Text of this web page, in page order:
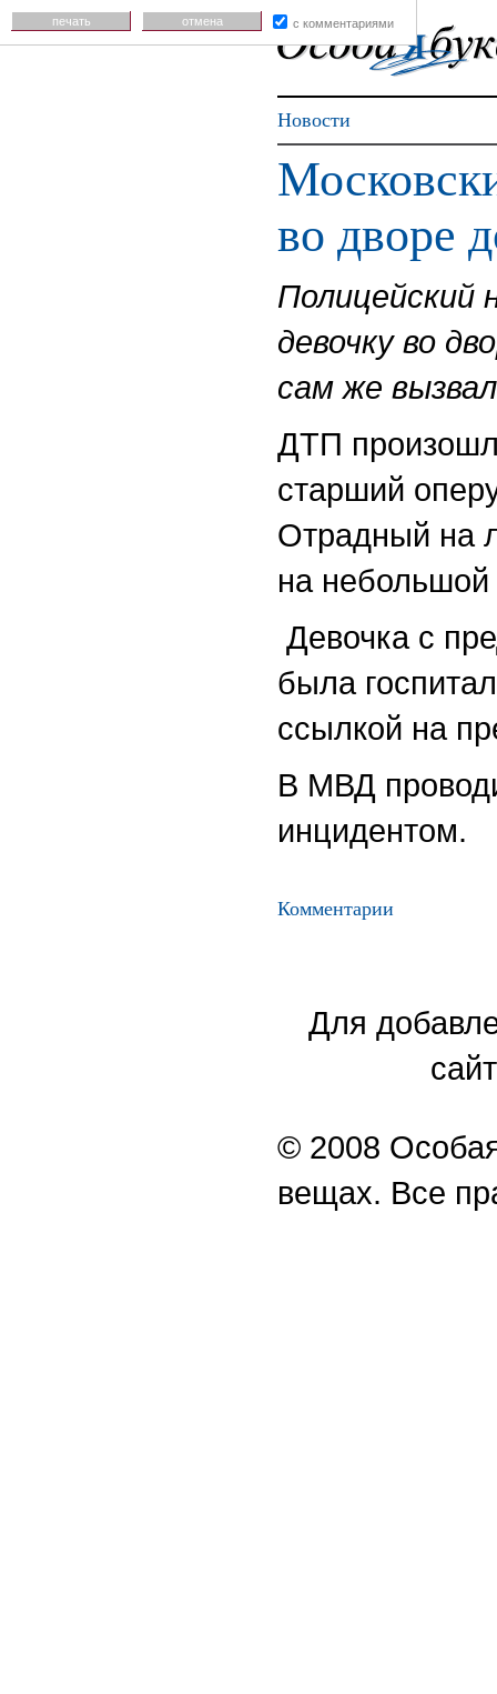
Новости
во дворе
Полицейский
девочку во
сам же
ДТП
старший
Отрадный на
на небольшой
Девочка с
была
ссылкой на
В МВД
инцидентом.
Комментарии
Для
© 2008
вещах. Все
печать отмена с комментариями